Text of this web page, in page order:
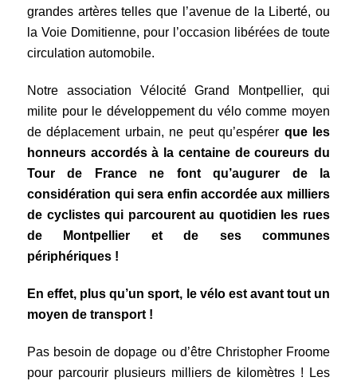
grandes artères telles que l’avenue de la Liberté, ou
la Voie Domitienne, pour l’occasion libérées de toute
circulation automobile.
Notre association Vélocité Grand Montpellier, qui
milite pour le développement du vélo comme moyen
de déplacement urbain, ne peut qu’espérer que les
honneurs accordés à la centaine de coureurs du
Tour de France ne font qu’augurer de la
considération qui sera enfin accordée aux milliers
de cyclistes qui parcourent au quotidien les rues
de Montpellier et de ses communes
périphériques !
En effet, plus qu’un sport, le vélo est avant tout un
moyen de transport !
Pas besoin de dopage ou d’être Christopher Froome
pour parcourir plusieurs milliers de kilomètres ! Les